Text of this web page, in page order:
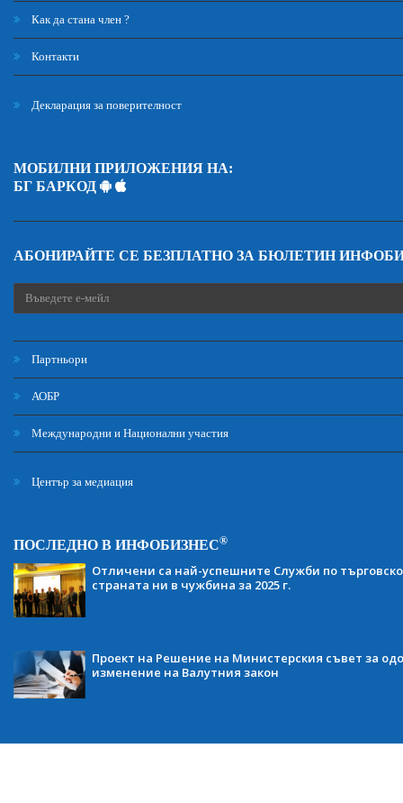
Как да стана член ?
Контакти
Декларация за поверителност
МОБИЛНИ ПРИЛОЖЕНИЯ НА:
БГ БАРКОД
АБОНИРАЙТЕ СЕ БЕЗПЛАТНО ЗА БЮЛЕТИН
Партньори
АОБР
Международни и Национални участия
Център за медиация
ПОСЛЕДНО В ИНФОБИЗНЕС®
Отличени са най-успешните Служби по
страната ни в чужбина за 2025 г.
Проект на Решение на Министерския съвет за
изменение на Валутния закон